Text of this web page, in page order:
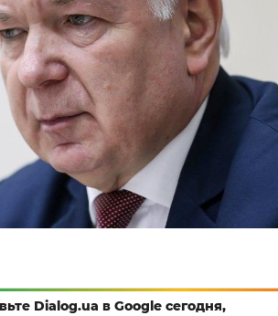
Dialog.ua в Google сегодня,